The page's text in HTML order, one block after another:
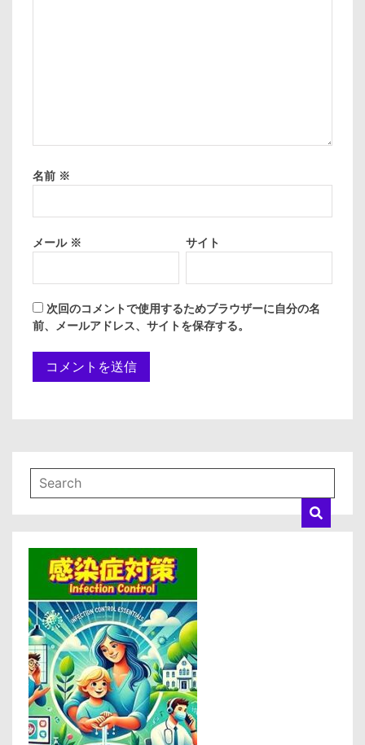
名前 ※
メール ※ サイト
次回のコメントで使用するためブラウザーに自分の名
前、メールアドレス、サイトを保存する。